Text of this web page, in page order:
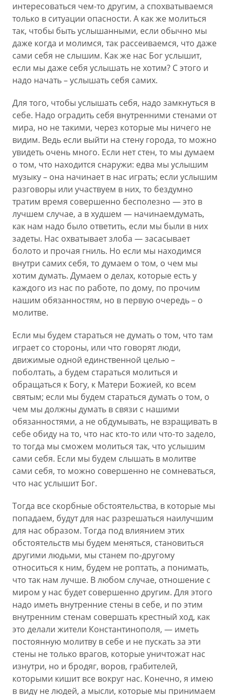
интересоваться чем-то другим, а спохватываемся
только в ситуации опасности. А как же молиться
так, чтобы быть услышанными, если обычно мы
даже когда и молимся, так рассеиваемся, что даже
сами себя не слышим. Как же нас Бог услышит,
если мы даже себя услышать не хотим? С этого и
надо начать – услышать себя самих.
Для того, чтобы услышать себя, надо замкнуться в
себе. Надо оградить себя внутренними стенами от
мира, но не такими, через которые мы ничего не
видим. Ведь если выйти на стену города, то можно
увидеть очень много. Если нет стен, то мы думаем
о том, что находится снаружи: едва мы услышим
музыку – она начинает в нас играть; если услышим
разговоры или участвуем в них, то бездумно
тратим время совершенно бесполезно — это в
лучшем случае, а в худшем — начинаемдумать,
как нам надо было ответить, если мы были в них
задеты. Нас охватывает злоба — засасывает
болото и прочая гниль. Но если мы находимся
внутри самих себя, то думаем о том, о чем мы
хотим думать. Думаем о делах, которые есть у
каждого из нас по работе, по дому, по прочим
нашим обязанностям, но в первую очередь – о
молитве.
Если мы будем стараться не думать о том, что там
играет со стороны, или что говорят люди,
движимые одной единственной целью –
поболтать, а будем стараться молиться и
обращаться к Богу, к Матери Божией, ко всем
святым; если мы будем стараться думать о том, о
чем мы должны думать в связи с нашими
обязанностями, а не обдумывать, не взращивать в
себе обиду на то, что нас кто-то или что-то задело,
то тогда мы сможем молиться так, что услышим
сами себя. Если мы будем слышать в молитве
сами себя, то можно совершенно не сомневаться,
что нас услышит Бог.
Тогда все скорбные обстоятельства, в которые мы
попадаем, будут для нас разрешаться наилучшим
для нас образом. Тогда под влиянием этих
обстоятельств мы будем меняться, становиться
другими людьми, мы станем по-другому
относиться к ним, будем не роптать, а понимать,
что так нам лучше. В любом случае, отношение с
миром у нас будет совершенно другим. Для этого
надо иметь внутренние стены в себе, и по этим
внутренним стенам совершать крестный ход, как
это делали жители Константинополя, — иметь
постоянную молитву в себе и не пускать за эти
стены не только врагов, которые уничтожат нас
изнутри, но и бродяг, воров, грабителей,
которыми кишит все вокруг нас. Конечно, я имею
в виду не людей, а мысли, которые мы принимаем